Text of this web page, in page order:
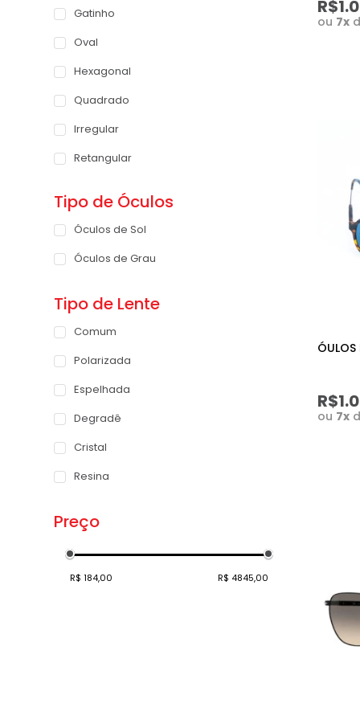
Azul Acinzentado
Azul Claro
Gatinho
Oval
Hexagonal
Quadrado
Irregular
Retangular
Octagon
Borboleta
Tipo de Óculos
Óculos de Sol
Óculos de Grau
Tipo de Lente
Comum
Polarizada
Espelhada
Degradê
Cristal
Resina
Preço
R$ 184,00 R$ 4845,00
ou 7x
ou 7x